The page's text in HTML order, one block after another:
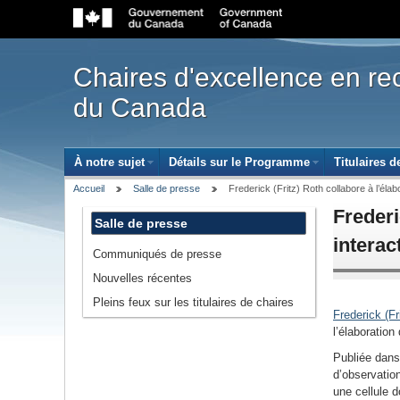
Government
navigationChaires d'excellence en
du Canada
Site
À notre sujet (ouvrir le sous-menu avec la touche
Détails sur le Programme (ouvrir le
Titulaires
Breadcrumb
trail
Accueil Salle de presse Frederick (Fritz) Roth collabore à
Frederick
Publiée
une cellule
Salle de presse
Communiqués de presse
Nouvelles récentes
Pleins feux sur les titulaires de chaires